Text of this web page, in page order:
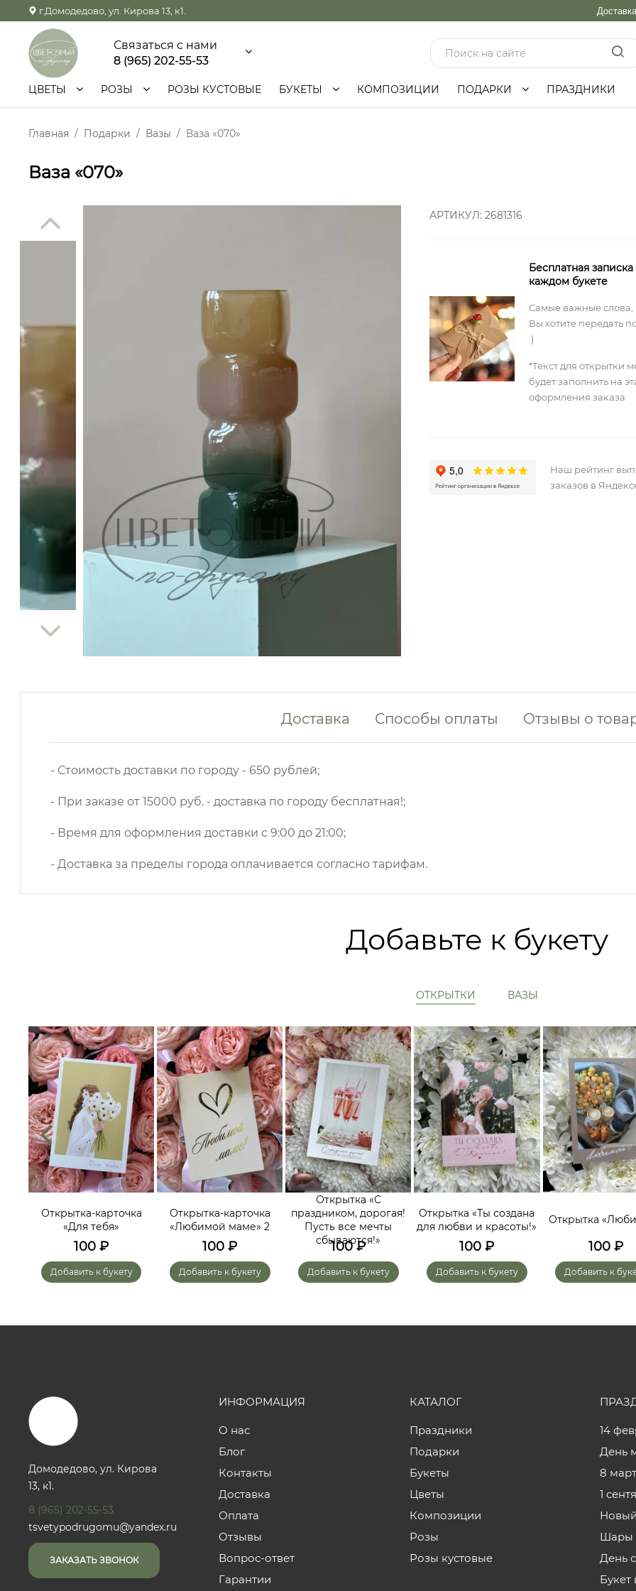
г.Домодедово, ул. Кирова 13, к1. Доставка
Связаться с нами
8 (965) 202-55-53
ЦВЕТЫ РОЗЫ РОЗЫ КУСТОВЫЕ БУКЕТЫ КОМПОЗИЦИИ ПОДАРКИ ПРАЗДНИКИ
Главная Подарки Вазы Ваза «070»
Ваза «070»
АРТИКУЛ: 2681316
Бесплатная записка
каждом букете
Самые важные слова,
Вы хотите передать
:)
*Текст для открытки
будет заполнить на
оформления заказа
Наш рейтинг
заказов в
Доставка Способы оплаты Отзывы о
- Стоимость доставки по городу - 650 рублей;
- При заказе от 15000 руб. - доставка по городу бесплатная!;
- Время для оформления доставки с 9:00 до 21:00;
- Доставка за пределы города оплачивается согласно тарифам.
Добавьте к букету
ОТКРЫТКИ ВАЗЫ
Открытка-карточка
«Для тебя»
100 ₽
Добавить к букету
Открытка-карточка
«Любимой маме» 2
100 ₽
Добавить к букету
Открытка «С
праздником, дорогая!
Пусть все мечты
сбываются!»
100₽
Добавить к букету
Открытка «Ты создана
для любви и красоты!»
100 ₽
Добавить к букету
Открытка
100₽
Добавить к
Домодедово, ул. Кирова
13, к1.
8 (965) 202-55-53
tsvetypodrugomu@yandex.ru
ЗАКАЗАТЬ ЗВОНОК
ИНФОРМАЦИЯ
О нас
Блог
Контакты
Доставка
Оплата
Отзывы
Вопрос-ответ
Гарантии
КАТАЛОГ
Праздники
Подарки
Букеты
Цветы
Композиции
Розы
Розы кустовые
14
День
8
1
Шары
День
Букет